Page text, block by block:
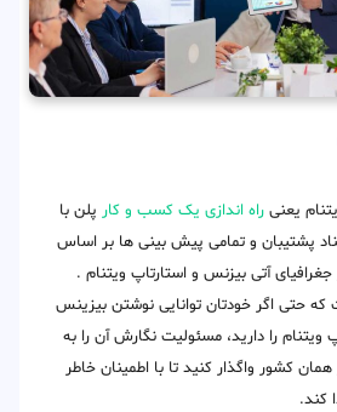
یعنی راه اندازی یک کسب و کار پلن با
پشتیبان و تمامی پیش بینی ها بر اساس
آتی بیزنس و استارتاپ ویتنام .
که حتی اگر خودتان توانایی نوشتن بیزینس
ویتنام را دارید، مسئولیت نگارش آن را به
کشور واگذار کنید تا با اطمینان خاطر
کند.